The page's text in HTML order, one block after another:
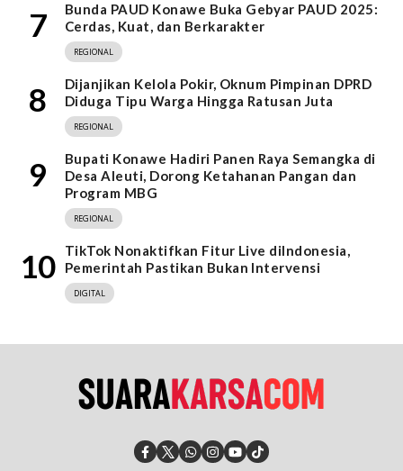
7
Bunda PAUD Konawe Buka Gebyar PAUD 2025:
Cerdas, Kuat, dan Berkarakter
REGIONAL
8
Dijanjikan Kelola Pokir, Oknum Pimpinan DPRD
Diduga Tipu Warga Hingga Ratusan Juta
REGIONAL
9
Bupati Konawe Hadiri Panen Raya Semangka di
Desa Aleuti, Dorong Ketahanan Pangan dan
Program MBG
REGIONAL
10
TikTok Nonaktifkan Fitur Live diIndonesia,
Pemerintah Pastikan Bukan Intervensi
DIGITAL